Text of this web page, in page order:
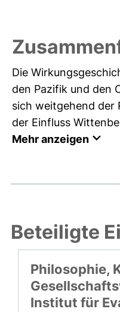
Die
den Pazifik und den
sich weitgehend der
der Einfluss
Mehr anzeigen
Beteiligte
Philosophie,
Institut für